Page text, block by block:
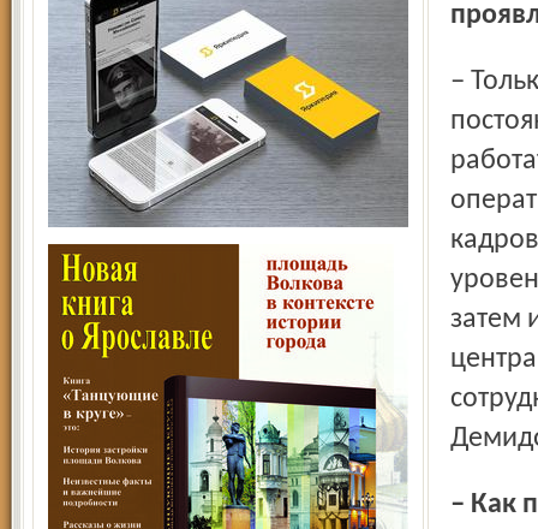
– Только наш центр сейчас имеет (и всегда имел)
затем
– Как проходят исследования? В каких формах? Что